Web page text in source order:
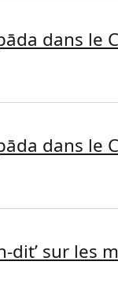
dans le
dans le
sur les